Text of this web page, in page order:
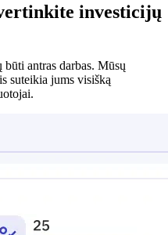
investicijų
antras darbas. Mūsų
suteikia jums visišką